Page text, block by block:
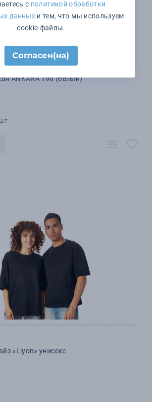
ANKARA 190 (белый)
«Liyon» унисекс
с политикой обработки
данныхи тем, что мы используем
cookie-файлы.
Согласен(на)